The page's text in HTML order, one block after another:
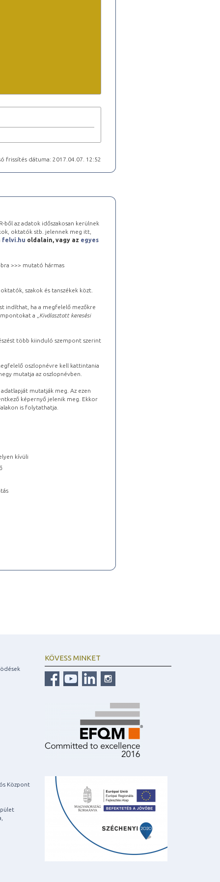
frissítés dátuma: 2017.04.07. 12:52
ből az adatok időszakosan kerülnek
oktatók stb. jelennek meg itt,
felvi.hu oldalain, vagy az egyes
>>> mutató hármas
szakok és tanszékek közt.
indíthat, ha a megfelelő mezőkre
a „ Kiválasztott keresési
több kiinduló szempont szerint
oszlopnévre kell kattintania
mutatja az oszlopnévben.
mutatják meg. Az ezen
képernyő jelenik meg. Ekkor
is folytathatja.
kívüli
Központ
KÖVESS MINKET